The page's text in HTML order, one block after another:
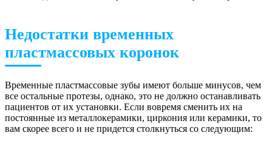
Недостатки временных
пластмассовых коронок
Временные пластмассовые зубы имеют больше минусов, чем
все остальные протезы, однако, это не должно останавливать
пациентов от их установки. Если вовремя сменить их на
постоянные из металлокерамики, циркония или керамики, то
вам скорее всего и не придется столкнуться со следующим: